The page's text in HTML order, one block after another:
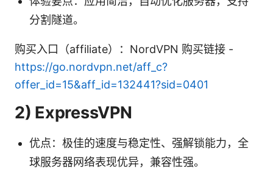
分割隧道。
购买入口（affiliate）：NordVPN 购买链接 -
https://go.nordvpn.net/aff_c?
offer_id=15&aff_id=132441?sid=0401
2) ExpressVPN
优点：极佳的速度与稳定性、强解锁能力，全
球服务器网络表现优异，兼容性强。